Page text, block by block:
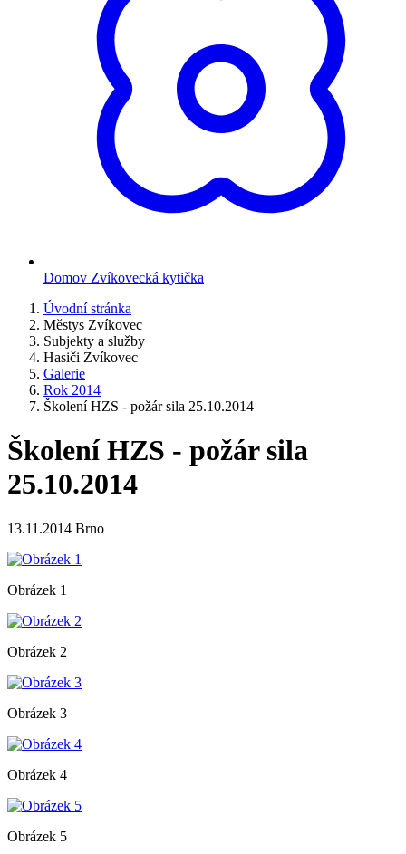
Domov Zvíkovecká kytička
Úvodní stránka
Městys Zvíkovec
Subjekty a služby
Hasiči Zvíkovec
Galerie
Rok 2014
Školení HZS - požár sila 25.10.2014
Školení HZS - požár sila
25.10.2014
13.11.2014 Brno
Obrázek 1
Obrázek 2
Obrázek 3
Obrázek 4
Obrázek 5